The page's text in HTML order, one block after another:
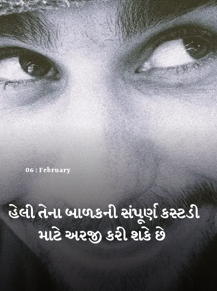
06 : February
હેલી તેના બાળકની સંપૂર્ણ કસ્ટડી
માટે અરજી કરી શકે છે